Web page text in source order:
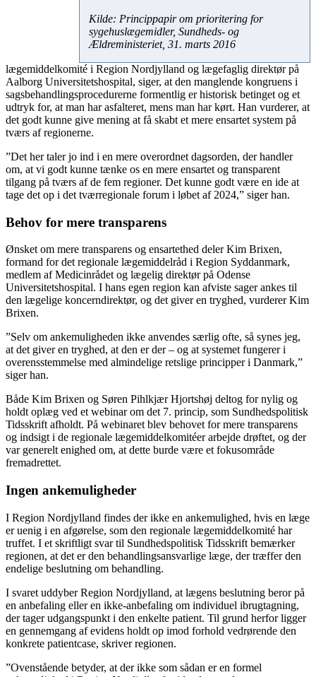
Kilde: Princippapir om prioritering for
sygehuslægemidler, Sundheds- og
Ældreministeriet, 31. marts 2016
lægemiddelkomité i Region Nordjylland og lægefaglig direktør på
Aalborg Universitetshospital, siger, at den manglende kongruens i
sagsbehandlingsprocedurerne formentlig er historisk betinget og et
udtryk for, at man har asfalteret, mens man har kørt. Han vurderer, at
det godt kunne give mening at få skabt et mere ensartet system på
tværs af regionerne.
”Det her taler jo ind i en mere overordnet dagsorden, der handler
om, at vi godt kunne tænke os en mere ensartet og transparent
tilgang på tværs af de fem regioner. Det kunne godt være en ide at
tage det op i det tværregionale forum i løbet af 2024,” siger han.
Behov for mere transparens
Ønsket om mere transparens og ensartethed deler Kim Brixen,
formand for det regionale lægemiddelråd i Region Syddanmark,
medlem af Medicinrådet og lægelig direktør på Odense
Universitetshospital. I hans egen region kan afviste sager ankes til
den lægelige koncerndirektør, og det giver en tryghed, vurderer Kim
Brixen.
”Selv om ankemuligheden ikke anvendes særlig ofte, så synes jeg,
at det giver en tryghed, at den er der – og at systemet fungerer i
overensstemmelse med almindelige retslige principper i Danmark,”
siger han.
Både Kim Brixen og Søren Pihlkjær Hjortshøj deltog for nylig og
holdt oplæg ved et webinar om det 7. princip, som Sundhedspolitisk
Tidsskrift afholdt. På webinaret blev behovet for mere transparens
og indsigt i de regionale lægemiddelkomitéer arbejde drøftet, og der
var generelt enighed om, at dette burde være et fokusområde
fremadrettet.
Ingen ankemuligheder
I Region Nordjylland findes der ikke en ankemulighed, hvis en læge
er uenig i en afgørelse, som den regionale lægemiddelkomité har
truffet. I et skriftligt svar til Sundhedspolitisk Tidsskrift bemærker
regionen, at det er den behandlingsansvarlige læge, der træffer den
endelige beslutning om behandling.
I svaret uddyber Region Nordjylland, at lægens beslutning beror på
en anbefaling eller en ikke-anbefaling om individuel ibrugtagning,
der tager udgangspunkt i den enkelte patient. Til grund herfor ligger
en gennemgang af evidens holdt op imod forhold vedrørende den
konkrete patientcase, skriver regionen.
”Ovenstående betyder, at der ikke som sådan er en formel